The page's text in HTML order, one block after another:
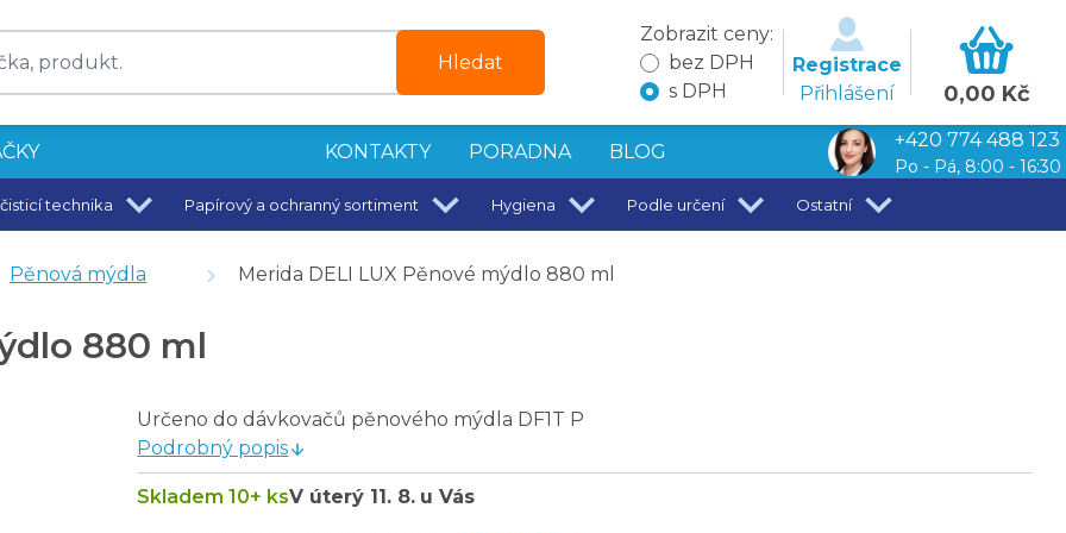
Hledat
Zobrazit ceny:
bez DPH
s DPH
Registrace
Přihlášení
0,00 Kč
KONTAKTY PORADNA BLOG
+420 774 488 123
Po - Pá, 8:00 - 16:30
technika Papírový a ochranný sortiment Hygiena Podle určení Ostatní
bílé, 2 vrstvy
na 90 C
Pěnová mýdla Merida DELI LUX Pěnové mýdlo 880 ml
880 ml
Určeno do dávkovačů pěnového mýdla DF1T P
Podrobný popis
Skladem 10+ ksV úterý 11. 8. u Vás